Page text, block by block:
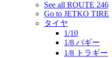
See all ROUTE 246
Go to JETKO TIRE
タイヤ
1/10
1/8 バギー
1/8 トラギー